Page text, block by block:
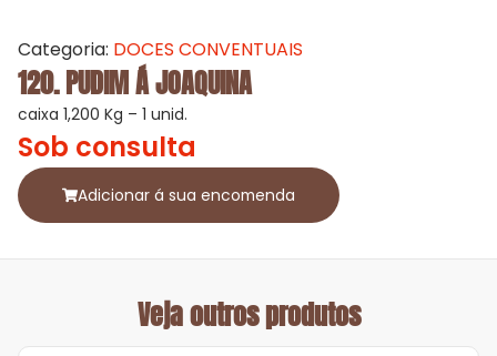
Categoria: DOCES CONVENTUAIS
120. PUDIM Á JOAQUINA
caixa 1,200 Kg – 1 unid.
Sob consulta
Adicionar á sua encomenda
Veja outros produtos